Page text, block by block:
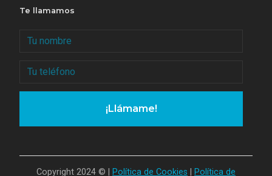
Te llamamos
¡Llámame!
Copyright 2024 © | Política de Cookies
Política de